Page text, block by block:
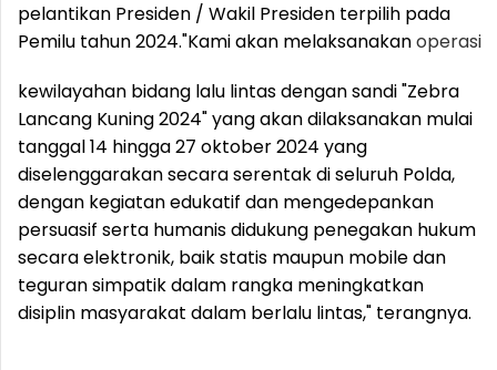
pelantikan Presiden / Wakil Presiden terpilih pada
Pemilu tahun 2024."Kami akan melaksanakanoperasi
kewilayahan bidang lalu lintas dengan sandi "Zebra
Lancang Kuning 2024" yang akan dilaksanakan mulai
tanggal 14 hingga 27 oktober 2024 yang
diselenggarakan secara serentak di seluruh Polda,
dengan kegiatan edukatif dan mengedepankan
persuasif serta humanis didukung penegakan hukum
secara elektronik, baik statis maupun mobile dan
teguran simpatik dalam rangka meningkatkan
disiplin masyarakat dalam berlalu lintas," terangnya.